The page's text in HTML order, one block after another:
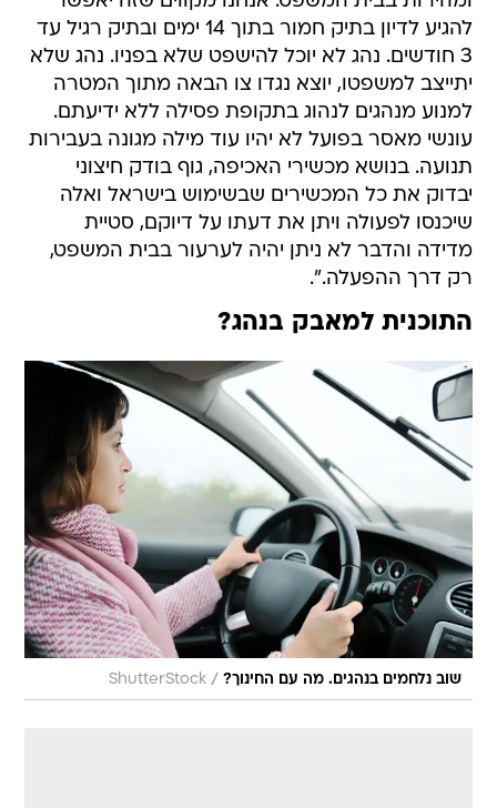
להגיע לדיון בתיק חמור בתוך 14 ימים ובתיק רגיל עד
3 חודשים. נהג לא יוכל להישפט שלא בפניו. נהג שלא
יתייצב למשפטו, יוצא נגדו צו הבאה מתוך המטרה
למנוע מנהגים לנהוג בתקופת פסילה ללא ידיעתם.
עונשי מאסר בפועל לא יהיו עוד מילה מגונה בעבירות
תנועה. בנושא מכשירי האכיפה, גוף בודק חיצוני
יבדוק את כל המכשירים שבשימוש בישראל ואלה
שיכנסו לפעולה ויתן את דעתו על דיוקם, סטיית
מדידה והדבר לא ניתן יהיה לערעור בבית המשפט,
רק דרך ההפעלה.".
התוכנית למאבק בנהג?
שוב נלחמים בנהגים. מה עם החינוך? /
ShutterStock